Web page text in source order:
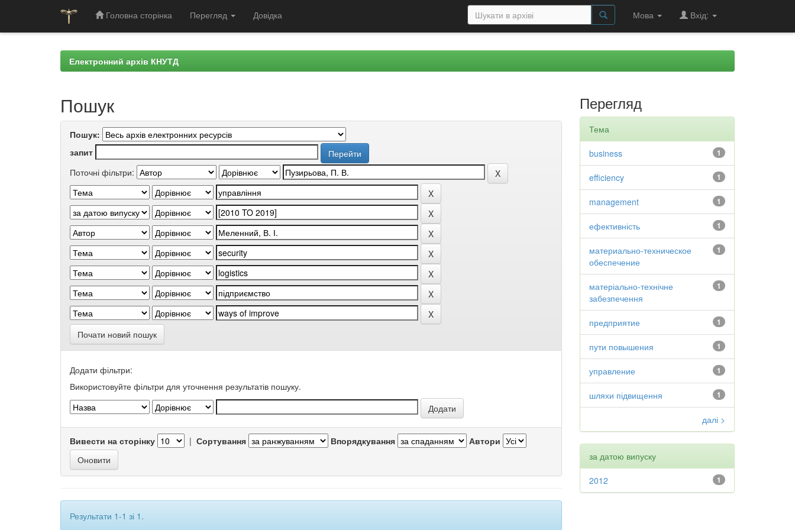
Головна сторінка Перегляд Довідка Мова Вхід:
Електронний архів КНУТД
Пошук
Пошук:
запит
Поточні фільтри:
Почати новий пошук
Додати фільтри:
Використовуйте фільтри для уточнення результатів пошуку.
Вивести на сторінку | Сортування Впорядкування Автори
Результати 1-1 зі 1.
Перегляд
Тема
1
business
1
efficiency
1
management
1
ефективність
1
материально-техническое
обеспечение
1
матеріально-технічне
забезпечення
1
предприятие
1
пути повышения
1
управление
1
шляхи підвищення
далі >
за датою випуску
1
2012